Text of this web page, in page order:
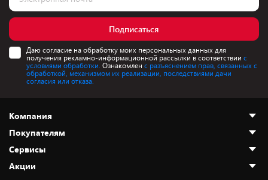
Подписаться
Даю согласие на обработку моих персональных данных для
получения рекламно-информационной рассылки в соответствии с
условиями обработки. Ознакомлен с разъяснением прав, связанных с
обработкой, механизмом их реализации, последствиями дачи
согласия или отказа.
Компания
О нас
Адреса магазинов
Новости
Покупателям
Как сделать заказ
Оплата и доставка
Сервисы
Акции